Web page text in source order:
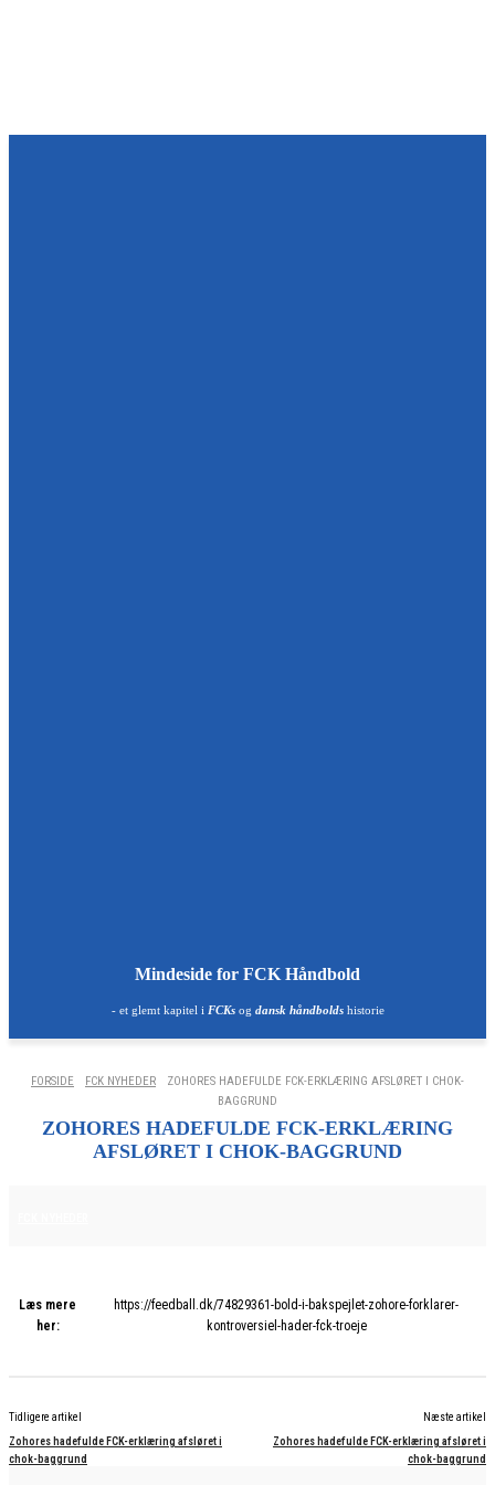
Mindeside for FCK Håndbold
- et glemt kapitel i FCKsog dansk håndboldshistorie
FORSIDE FCK NYHEDER
ZOHORES HADEFULDE FCK-ERKLÆRING AFSLØRET I CHOK-
BAGGRUND
ZOHORES HADEFULDE FCK-ERKLÆRING
AFSLØRET I CHOK-BAGGRUND
Læs mere
her:
https://feedball.dk/74829361-bold-i-bakspejlet-zohore-forklarer-
kontroversiel-hader-fck-troeje
Tidligere artikel
Zohores hadefulde FCK-erklæring afsløret i
chok-baggrund
Næste artikel
Zohores hadefulde FCK-erklæring afsløret i
chok-baggrund